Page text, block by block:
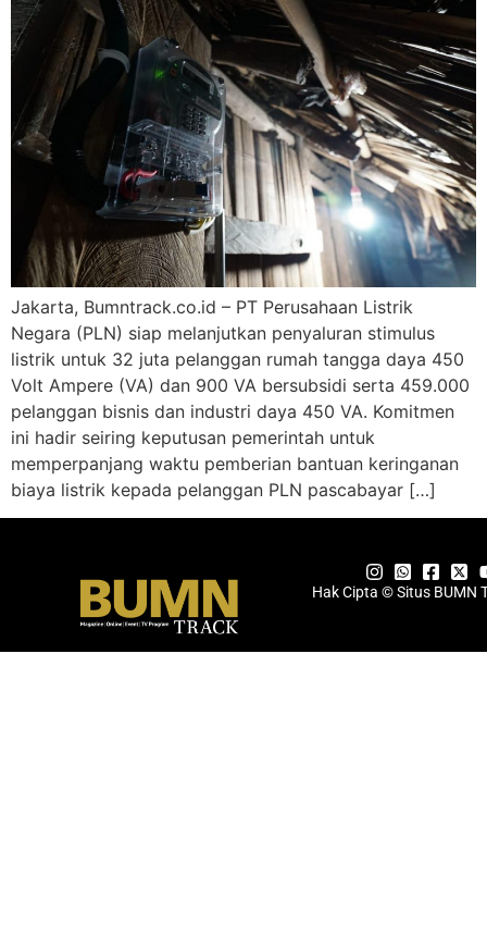
Jakarta, Bumntrack.co.id – PT Perusahaan Listrik
Negara (PLN) siap melanjutkan penyaluran stimulus
listrik untuk 32 juta pelanggan rumah tangga daya 450
Volt Ampere (VA) dan 900 VA bersubsidi serta 459.000
pelanggan bisnis dan industri daya 450 VA. Komitmen
ini hadir seiring keputusan pemerintah untuk
memperpanjang waktu pemberian bantuan keringanan
biaya listrik kepada pelanggan PLN pascabayar […]
Hak Cipta © Situs BUMN